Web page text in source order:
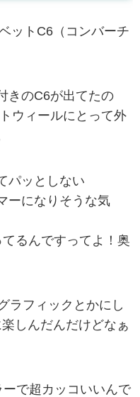
ットC6（コンバーチ
きのC6が出てたの
ウィールにとって外
パッとしない
ーになりそうな気
るんですってよ！奥
ラフィックとかにし
しんだんだけどなぁ
ーで超カッコいいんで